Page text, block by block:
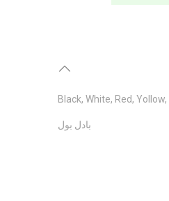
Black, White, Red, Yollow,
بادل بول